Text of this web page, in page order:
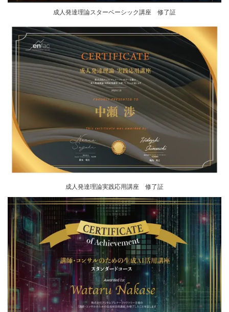
成人発達理論スターベーシック講座 修了証
成人発達理論実践応用講座 修了証